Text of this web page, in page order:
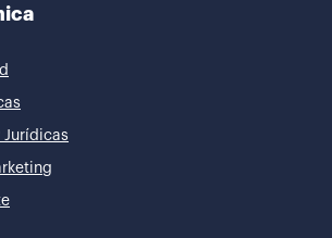
Jurídicas